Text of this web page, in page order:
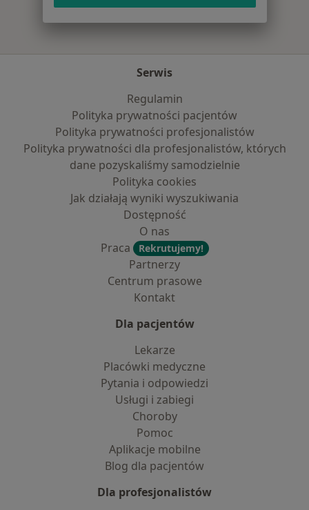
Serwis
Regulamin
Polityka prywatności pacjentów
Polityka prywatności profesjonalistów
Polityka prywatności dla profesjonalistów, których
dane pozyskaliśmy samodzielnie
Polityka cookies
Jak działają wyniki wyszukiwania
Dostępność
O nas
Praca
Rekrutujemy!
Partnerzy
Centrum prasowe
Kontakt
Dla pacjentów
Lekarze
Placówki medyczne
Pytania i odpowiedzi
Usługi i zabiegi
Choroby
Pomoc
Aplikacje mobilne
Blog dla pacjentów
Dla profesjonalistów